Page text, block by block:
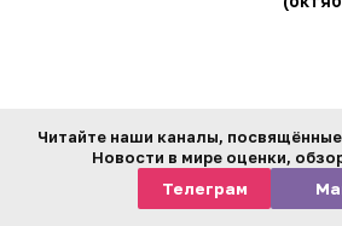
Читайте наши каналы,
Новости в мире оценки,
Телеграм